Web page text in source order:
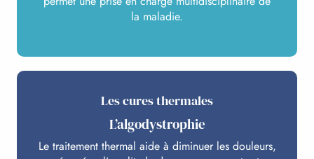
la maladie.
Les cures thermales
L’algodystrophie
Le traitement thermal aide à diminuer les douleurs,